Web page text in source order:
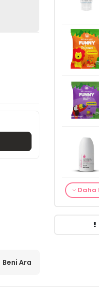
Daha
Beni Ara